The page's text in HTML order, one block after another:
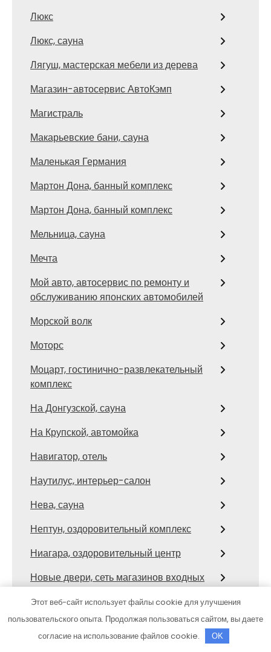
Люкс
Люкс, сауна
Лягуш, мастерская мебели из дерева
Магазин-автосервис АвтоКэмп
Магистраль
Макарьевские бани, сауна
Маленькая Германия
Мартон Дона, банный комплекс
Мартон Дона, банный комплекс
Мельница, сауна
Мечта
Мой авто, автосервис по ремонту и
обслуживанию японских автомобилей
Морской волк
Моторс
Моцарт, гостинично-развлекательный
комплекс
На Донгузской, сауна
На Крупской, автомойка
Навигатор, отель
Наутилус, интерьер-салон
Нева, сауна
Нептун, оздоровительный комплекс
Ниагара, оздоровительный центр
Новые двери, сеть магазинов входных
НонСтоп, сервис грузоперевозок и
эвакуации автотранспорта
Этот веб-сайт использует файлы cookie для улучшения
пользовательского опыта. Продолжая пользоваться сайтом, вы даете
согласие на использование файлов cookie.
OK